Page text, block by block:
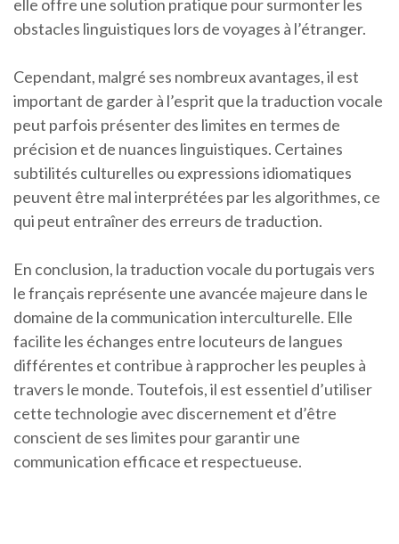
elle offre une solution pratique pour surmonter les
obstacles linguistiques lors de voyages à l’étranger.
Cependant, malgré ses nombreux avantages, il est
important de garder à l’esprit que la traduction vocale
peut parfois présenter des limites en termes de
précision et de nuances linguistiques. Certaines
subtilités culturelles ou expressions idiomatiques
peuvent être mal interprétées par les algorithmes, ce
qui peut entraîner des erreurs de traduction.
En conclusion, la traduction vocale du portugais vers
le français représente une avancée majeure dans le
domaine de la communication interculturelle. Elle
facilite les échanges entre locuteurs de langues
différentes et contribue à rapprocher les peuples à
travers le monde. Toutefois, il est essentiel d’utiliser
cette technologie avec discernement et d’être
conscient de ses limites pour garantir une
communication efficace et respectueuse.